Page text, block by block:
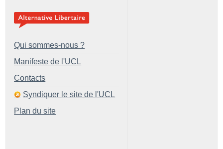
Qui sommes-nous ?
Manifeste de l'UCL
Contacts
Syndiquer le site de l'UCL
Plan du site